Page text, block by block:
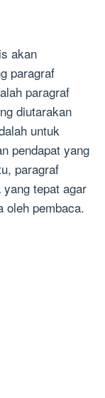
akan
paragraf
paragraf
diutarakan
untuk
pendapat yang
paragraf
tepat agar
oleh pembaca.